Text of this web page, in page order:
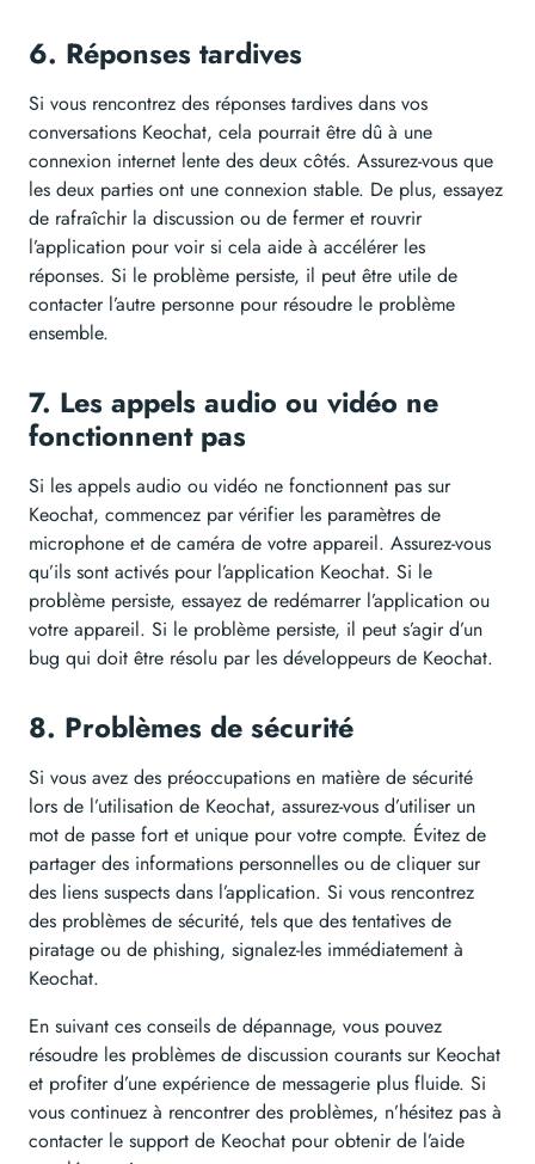
6. Réponses tardives
Si vous rencontrez des réponses tardives dans vos
conversations Keochat, cela pourrait être dû à une
connexion internet lente des deux côtés. Assurez-vous que
les deux parties ont une connexion stable. De plus, essayez
de rafraîchir la discussion ou de fermer et rouvrir
l’application pour voir si cela aide à accélérer les
réponses. Si le problème persiste, il peut être utile de
contacter l’autre personne pour résoudre le problème
ensemble.
7. Les appels audio ou vidéo ne
fonctionnent pas
Si les appels audio ou vidéo ne fonctionnent pas sur
Keochat, commencez par vérifier les paramètres de
microphone et de caméra de votre appareil. Assurez-vous
qu’ils sont activés pour l’application Keochat. Si le
problème persiste, essayez de redémarrer l’application ou
votre appareil. Si le problème persiste, il peut s’agir d’un
bug qui doit être résolu par les développeurs de Keochat.
8. Problèmes de sécurité
Si vous avez des préoccupations en matière de sécurité
lors de l’utilisation de Keochat, assurez-vous d’utiliser un
mot de passe fort et unique pour votre compte. Évitez de
partager des informations personnelles ou de cliquer sur
des liens suspects dans l’application. Si vous rencontrez
des problèmes de sécurité, tels que des tentatives de
piratage ou de phishing, signalez-les immédiatement à
Keochat.
En suivant ces conseils de dépannage, vous pouvez
résoudre les problèmes de discussion courants sur Keochat
et profiter d’une expérience de messagerie plus fluide. Si
vous continuez à rencontrer des problèmes, n’hésitez pas à
contacter le support de Keochat pour obtenir de l’aide